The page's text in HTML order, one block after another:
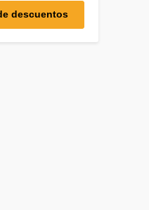
descuentos